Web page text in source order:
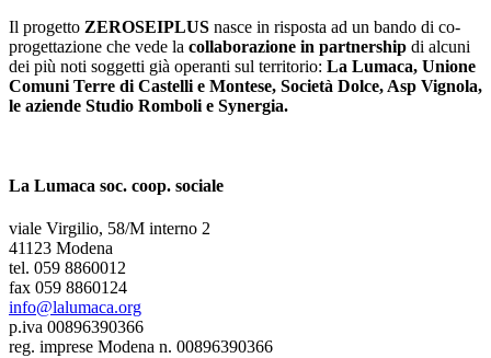
Il progetto ZEROSEIPLUS nasce in risposta ad un bando di co-
progettazione che vede la collaborazione in partnership di alcuni
dei più noti soggetti già operanti sul territorio: La Lumaca, Unione
Comuni Terre di Castelli e Montese, Società Dolce, Asp Vignola,
le aziende Studio Romboli e Synergia.
La Lumaca soc. coop. sociale
viale Virgilio, 58/M interno 2
41123 Modena
tel. 059 8860012
fax 059 8860124
info@lalumaca.org
p.iva 00896390366
reg. imprese Modena n. 00896390366